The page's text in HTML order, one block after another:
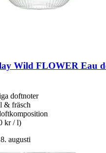
Wild FLOWER Eau
doftnoter
& fräsch
kr / l)
augusti